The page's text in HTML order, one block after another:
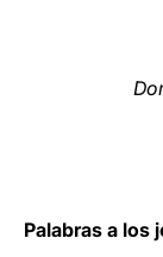
Palabras a los